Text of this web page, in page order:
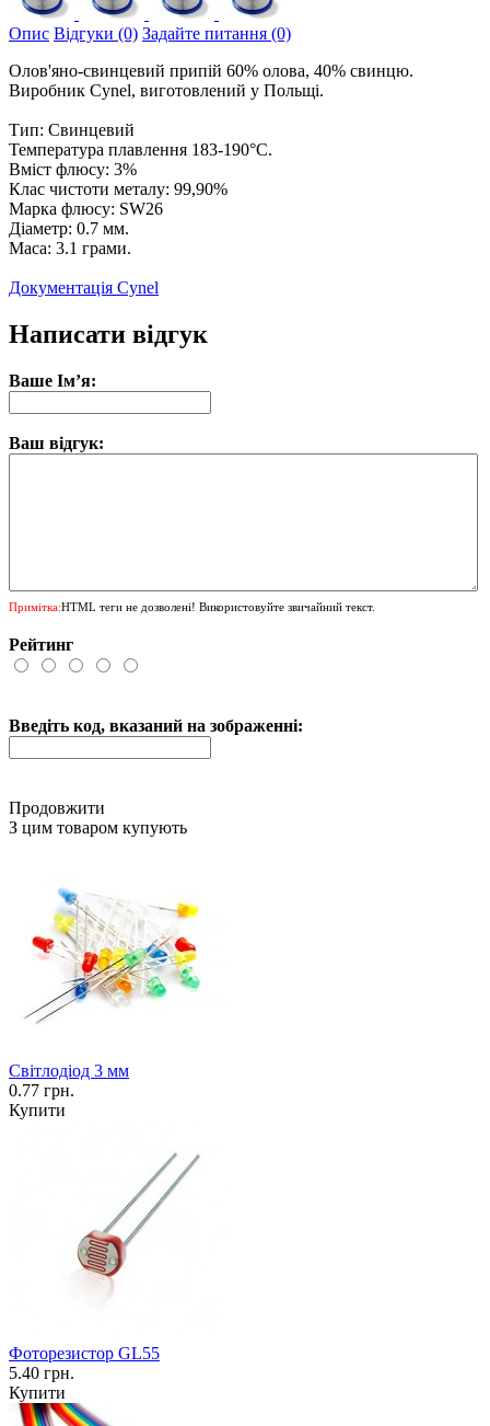
Опис Відгуки (0) Задайте питання (0)
Олов'яно-свинцевий припій 60% олова, 40% свинцю.
Виробник Cynel, виготовлений у Польщі.
Тип: Свинцевий
Температура плавлення 183-190°С.
Вміст флюсу: 3%
Клас чистоти металу: 99,90%
Марка флюсу: SW26
Діаметр: 0.7 мм.
Маса: 3.1 грами.
Документація Cynel
Написати відгук
Ваше Ім’я:
Ваш відгук:
Примітка:HTML теги не дозволені! Використовуйте звичайний текст.
Рейтинг
Введіть код, вказаний на зображенні:
Продовжити
З цим товаром купують
Світлодіод 3 мм
0.77 грн.
Купити
Фоторезистор GL55
5.40 грн.
Купити